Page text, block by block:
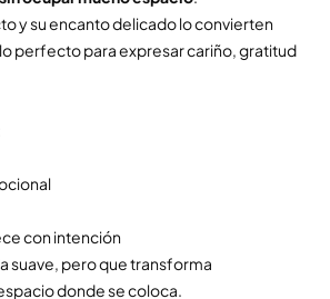
y su encanto delicado lo convierten
perfecto para expresar cariño, gratitud
con intención
suave, pero que transforma
donde se coloca.